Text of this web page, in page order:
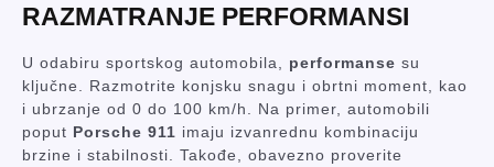
RAZMATRANJE PERFORMANSI
U odabiru sportskog automobila, performanse su
ključne. Razmotrite konjsku snagu i obrtni moment, kao
i ubrzanje od 0 do 100 km/h. Na primer, automobili
poput Porsche 911 imaju izvanrednu kombinaciju
brzine i stabilnosti. Takođe, obavezno proverite